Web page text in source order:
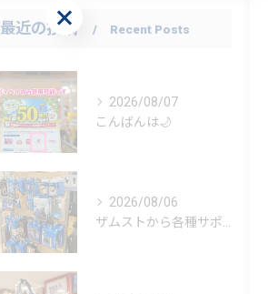
最近の投稿 Recent Posts
2026/08/07
こんばんは🌙
2026/08/06
お問い合わせはこちら